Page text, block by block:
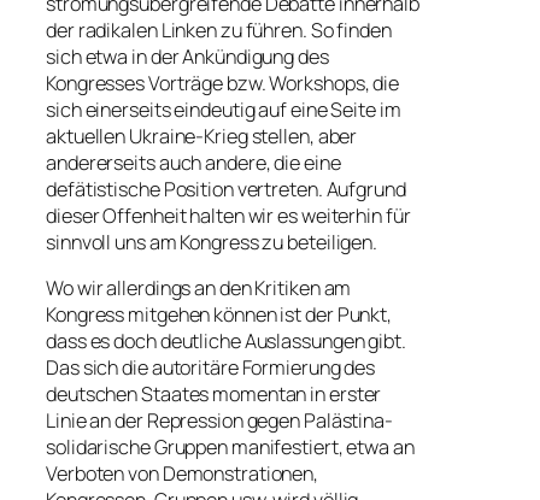
der radikalen Linken zu führen. So finden
sich etwa in der Ankündigung des
Kongresses Vorträge bzw. Workshops, die
sich einerseits eindeutig auf eine Seite im
aktuellen Ukraine-Krieg stellen, aber
andererseits auch andere, die eine
defätistische Position vertreten. Aufgrund
dieser Offenheit halten wir es weiterhin für
sinnvoll uns am Kongress zu beteiligen.
Wo wir allerdings an den Kritiken am
Kongress mitgehen können ist der Punkt,
dass es doch deutliche Auslassungen gibt.
Das sich die autoritäre Formierung des
deutschen Staates momentan in erster
Linie an der Repression gegen Palästina-
solidarische Gruppen manifestiert, etwa an
Verboten von Demonstrationen,